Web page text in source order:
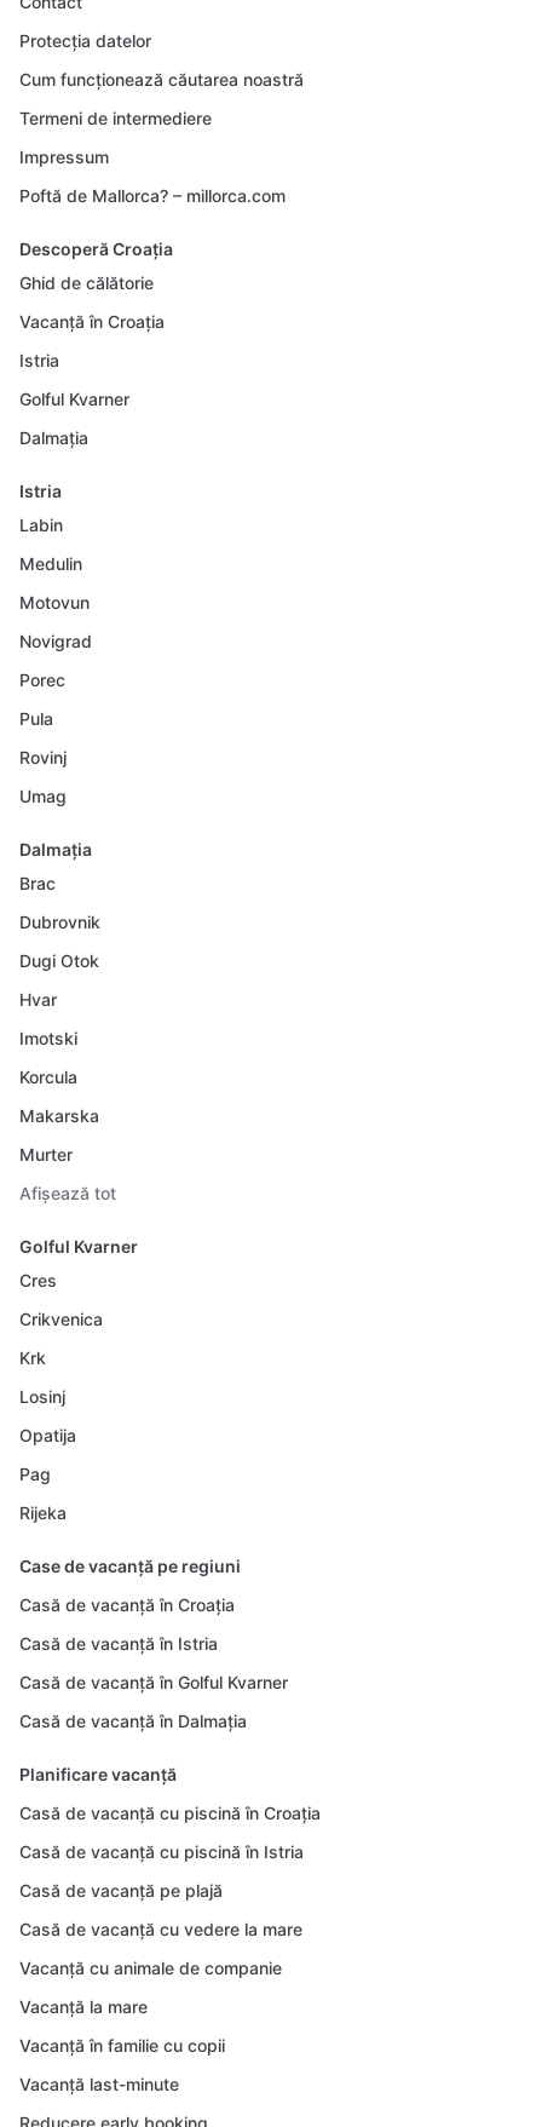
Protecția datelor
Cum funcționează căutarea noastră
Termeni de intermediere
Impressum
Poftă de Mallorca? – millorca.com
Descoperă Croația
Ghid de călătorie
Vacanță în Croația
Istria
Golful Kvarner
Dalmația
Istria
Labin
Medulin
Motovun
Novigrad
Porec
Pula
Rovinj
Umag
Dalmația
Brac
Dubrovnik
Dugi Otok
Hvar
Imotski
Korcula
Makarska
Murter
Afișează tot
Golful Kvarner
Cres
Crikvenica
Krk
Losinj
Opatija
Pag
Rijeka
Case de vacanță pe regiuni
Casă de vacanță în Croația
Casă de vacanță în Istria
Casă de vacanță în Golful Kvarner
Casă de vacanță în Dalmația
Planificare vacanță
Casă de vacanță cu piscină în Croația
Casă de vacanță cu piscină în Istria
Casă de vacanță pe plajă
Casă de vacanță cu vedere la mare
Vacanță cu animale de companie
Vacanță la mare
Vacanță în familie cu copii
Vacanță last-minute
Reducere early booking